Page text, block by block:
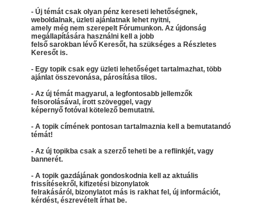
- Új témát csak olyan pénz kereseti lehetőségnek,
weboldalnak, üzleti ajánlatnak lehet nyitni,
amely még nem szerepelt Fórumunkon. Az újdonság
megállapítására használni kell a jobb
felső sarokban lévő Keresőt, ha szükséges a Részletes
Keresőt is.
- Egy topik csak egy üzleti lehetőséget tartalmazhat, több
ajánlat összevonása, párosítása tilos.
- Az új témát magyarul, a legfontosabb jellemzők
felsorolásával, írott szöveggel, vagy
képernyő fotóval kötelező bemutatni.
- A topik címének pontosan tartalmaznia kell a bemutatandó
témát!
- Az új topikba csak a szerző teheti be a reflinkjét, vagy
bannerét.
- A topik gazdájának gondoskodnia kell az aktuális
frissítésekről, kifizetési bizonylatok
felrakásáról, bizonylatot más is rakhat fel, új információt,
kérdést, észrevételt írhat be.